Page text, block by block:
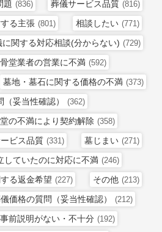
題 (836) 葬儀サービス品質 (816)
る主張 (801) 相談したい (771)
に関する対応相談(分からない) (729)
堂業者の営業に不満 (592)
墓地・墓石に関する価格の不満 (373)
妥当性確認） (362)
の不満により契約解除 (358)
ビス品質 (331) 墓じまい (271)
していたのに対応に不満 (246)
る返金希望 (227) その他 (213)
価格の質問（妥当性確認） (212)
前説明がない・不十分 (192)